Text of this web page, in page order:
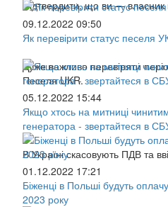
Підтвердити, що ви — власник
09.12.2022 09:50
Як перевірити статус песеля
Дуже важливо перевіряти
Песеля UKR.
05.12.2022 15:44
Якщо хтось на митниці
генератора - звертайтеся в
В Україні скасовують ПДВ та
01.12.2022 17:21
Біженці в Польші будуть
2023 року